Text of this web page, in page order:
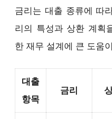
금리는 대출 종류에 따
리의 특성과 상환 계획
한 재무 설계에 큰 도움
대출
항목
금리